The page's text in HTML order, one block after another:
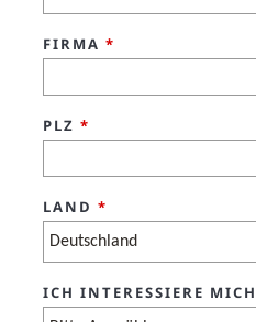
FIRMA *
PLZ *
LAND *
ICH INTERESSIERE